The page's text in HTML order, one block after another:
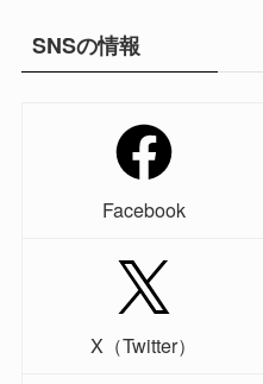
SNSの情報
Facebook
X（Twitter）